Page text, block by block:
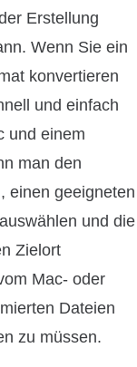
Erstellung
Wenn Sie ein
konvertieren
und einfach
und einem
man den
einen geeigneten
und die
Zielort
Mac- oder
Dateien
zu müssen.